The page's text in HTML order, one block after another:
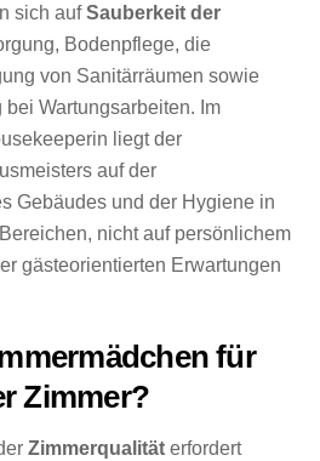
sich aufSauberkeit der
Bodenpflege, die
von Sanitärräumen sowie
Wartungsarbeiten. Im
liegt der
auf der
Gebäudes und der Hygiene in
nicht auf persönlichem
gästeorientierten Erwartungen
für
Zimmer?
Zimmerqualität erfordert